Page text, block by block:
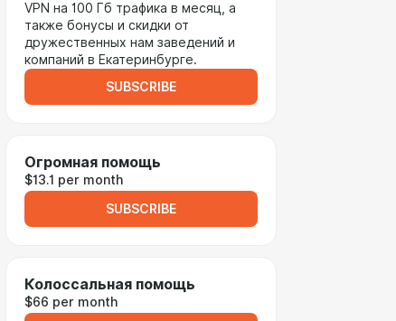
VPN на 100 Гб трафика в месяц, а
также бонусы и скидки от
дружественных нам заведений и
компаний в Екатеринбурге.
SUBSCRIBE
Огромная помощь
$13.1 per month
SUBSCRIBE
Колоссальная помощь
$66 per month